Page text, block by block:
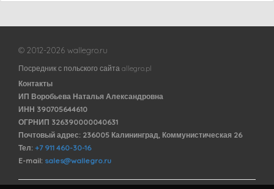
© 2012-2026 wallegro.ru
Посредник с польского сайта allegro.pl
Контакты
ИП Воробьева Наталья Александровна
ИНН 390705644610
ОГРНИП 326390000040631
Почтовый адрес: 236005 Калининград, Коммунистическая 26
Тел: +7 911 460-30-16
E-mail: sales@wallegro.ru